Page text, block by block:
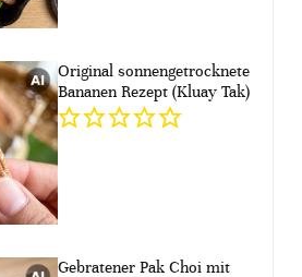
Original sonnengetrocknete
Bananen Rezept (Kluay Tak)
Gebratener Pak Choi mit